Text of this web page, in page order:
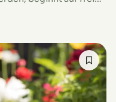
im Herbst…